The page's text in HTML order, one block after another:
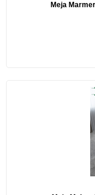
Meja